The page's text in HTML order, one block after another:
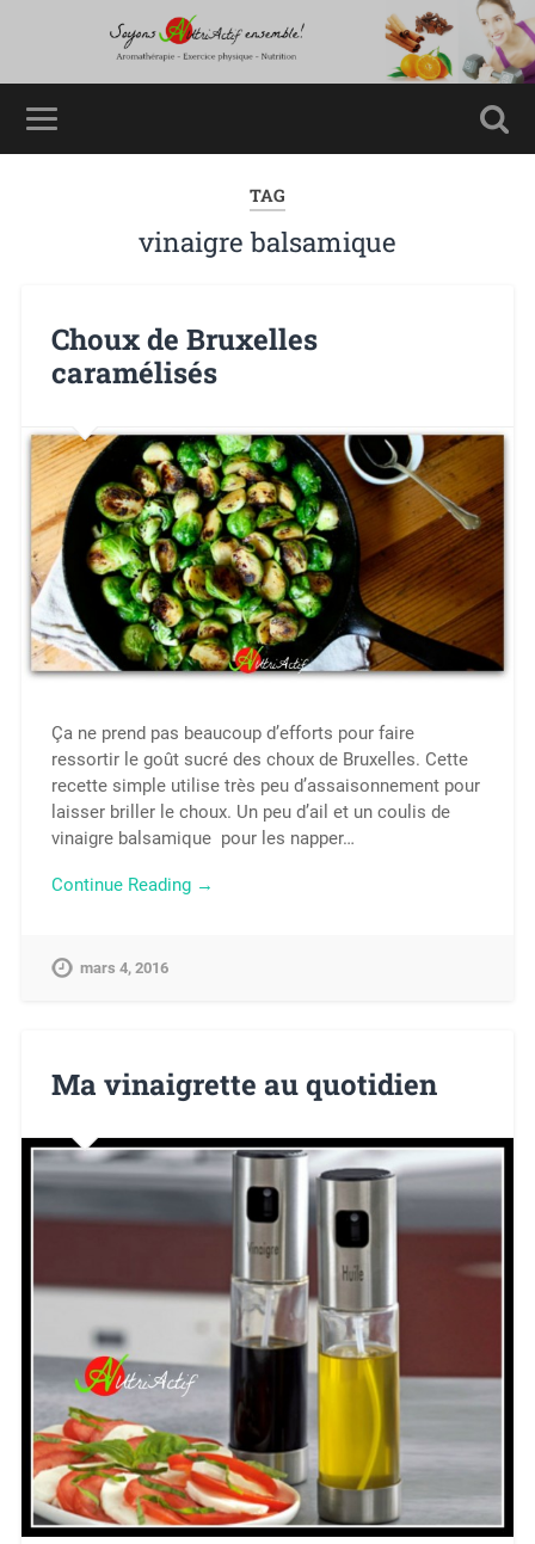
TAG
vinaigre balsamique
Choux de Bruxelles
caramélisés
Ça ne prend pas beaucoup d’efforts pour faire
ressortir le goût sucré des choux de Bruxelles. Cette
recette simple utilise très peu d’assaisonnement pour
laisser briller le choux. Un peu d’ail et un coulis de
vinaigre balsamique pour les napper…
Continue Reading →
mars 4, 2016
Ma vinaigrette au quotidien